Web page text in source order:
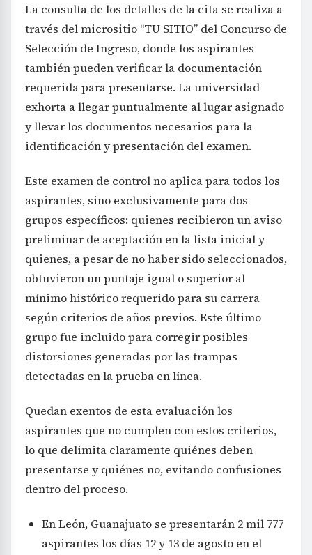
La consulta de los detalles de la cita se realiza a
través del micrositio “TU SITIO” del Concurso de
Selección de Ingreso, donde los aspirantes
también pueden verificar la documentación
requerida para presentarse. La universidad
exhorta a llegar puntualmente al lugar asignado
y llevar los documentos necesarios para la
identificación y presentación del examen.
Este examen de control no aplica para todos los
aspirantes, sino exclusivamente para dos
grupos específicos: quienes recibieron un aviso
preliminar de aceptación en la lista inicial y
quienes, a pesar de no haber sido seleccionados,
obtuvieron un puntaje igual o superior al
mínimo histórico requerido para su carrera
según criterios de años previos. Este último
grupo fue incluido para corregir posibles
distorsiones generadas por las trampas
detectadas en la prueba en línea.
Quedan exentos de esta evaluación los
aspirantes que no cumplen con estos criterios,
lo que delimita claramente quiénes deben
presentarse y quiénes no, evitando confusiones
dentro del proceso.
En León, Guanajuato se presentarán 2 mil 777
aspirantes los días 12 y 13 de agosto en el